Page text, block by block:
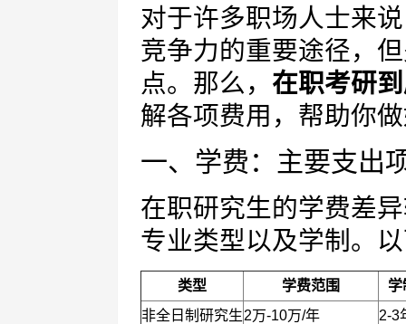
对于许多职场人士来
竞争力的重要途径，
点。那么， 在职考研
解各项费用，帮助你
一、学费：主要支出
在职研究生的学费差
专业类型以及学制。
类型 学费范围
学
非全日制研究生2万-10万/年
2-3